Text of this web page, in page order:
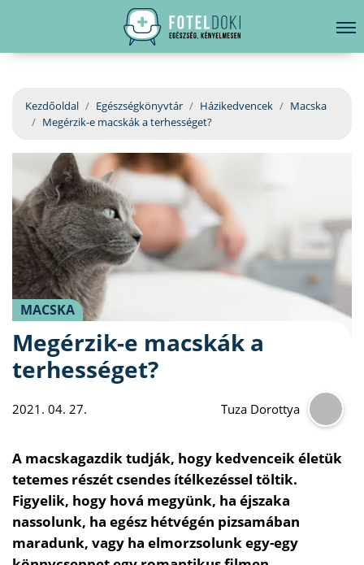
EGÉSZSÉGKÖNYVTÁR
BETEGSÉGKALAUZ
ÜGYELETKERESŐ
ORVOS VÁLASZOL
ORVOSKERESŐ
hirdetés
Kezdőoldal Egészségkönyvtár Házikedvencek
Macska
Megérzik-e macskák a terhességet?
MACSKA
Megérzik-e macskák a
terhességet?
2021. 04. 27. Tuza Dorottya
A macskagazdik tudják, hogy kedvenceik életük
tetemes részét csendes ítélkezéssel töltik.
Figyelik, hogy hová megyünk, ha éjszaka
nassolunk, ha egész hétvégén pizsamában
maradunk, vagy ha elmorzsolunk egy-egy